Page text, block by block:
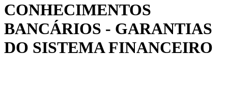
CONHECIMENTOS
BANCÁRIOS - GARANTIAS
DO SISTEMA FINANCEIRO